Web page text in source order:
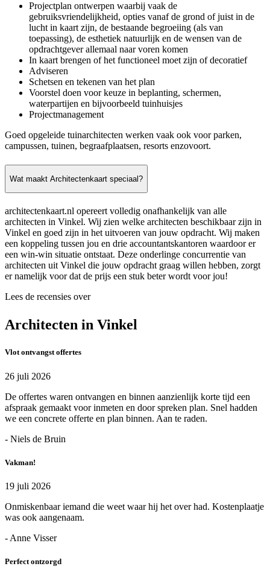
Projectplan ontwerpen waarbij vaak de
gebruiksvriendelijkheid, opties vanaf de grond of juist in de
lucht in kaart zijn, de bestaande begroeiing (als van
toepassing), de esthetiek natuurlijk en de wensen van de
opdrachtgever allemaal naar voren komen
In kaart brengen of het functioneel moet zijn of decoratief
Adviseren
Schetsen en tekenen van het plan
Voorstel doen voor keuze in beplanting, schermen,
waterpartijen en bijvoorbeeld tuinhuisjes
Projectmanagement
Goed opgeleide tuinarchitecten werken vaak ook voor parken,
campussen, tuinen, begraafplaatsen, resorts enzovoort.
Wat maakt Architectenkaart speciaal?
architectenkaart.nl opereert volledig onafhankelijk van alle
architecten in Vinkel. Wij zien welke architecten beschikbaar zijn in
Vinkel en goed zijn in het uitvoeren van jouw opdracht. Wij maken
een koppeling tussen jou en drie accountantskantoren waardoor er
een win-win situatie ontstaat. Deze onderlinge concurrentie van
architecten uit Vinkel die jouw opdracht graag willen hebben, zorgt
er namelijk voor dat de prijs een stuk beter wordt voor jou!
Lees de recensies over
Architecten in Vinkel
Vlot ontvangst offertes
26 juli 2026
De offertes waren ontvangen en binnen aanzienlijk korte tijd een
afspraak gemaakt voor inmeten en door spreken plan. Snel hadden
we een concrete offerte en plan binnen. Aan te raden.
- Niels de Bruin
Vakman!
19 juli 2026
Onmiskenbaar iemand die weet waar hij het over had. Kostenplaatje
was ook aangenaam.
- Anne Visser
Perfect ontzorgd